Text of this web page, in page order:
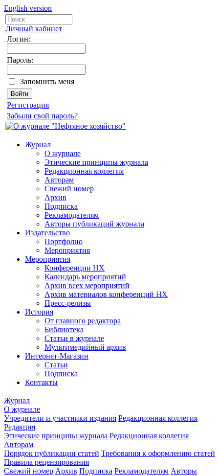
English version
Личный кабинет
Логин:
Пароль:
Запомнить меня
Регистрация
Забыли свой пароль?
Журнал
О журнале
Этические принципы журнала
Редакционная коллегия
Авторам
Свежий номер
Архив
Подписка
Рекламодателям
Авторы публикаций журнала
Издательство
Портфолио
Мероприятия
Мероприятия
Конференции НХ
Календарь мероприятий
Архив всех мероприятий
Архив материалов конференций НХ
Пресс-релизы
История
От главного редактора
Библиотека
Статьи в журнале
Мультимедийный архив
Интернет-Магазин
Статьи
Подписка
Контакты
Журнал
О журнале
Учредители и участники издания Редакционная коллегия
Редакция
Этические принципы журнала Редакционная коллегия
Авторам
Порядок публикации статей Требования к оформлению статей
Правила рецензирования
Свежий номер Архив Подписка Рекламодателям Авторы